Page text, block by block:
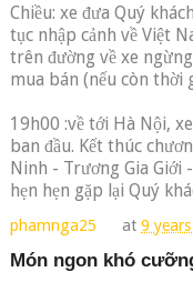
Chiều: xe đưa Quý
tục nhập cảnh về Việt
trên đường về xe
mua bán (nếu còn thời
19h00 :về tới Hà Nội,
ban đầu. Kết thúc
Ninh - Trương Gia Giới
hẹn hẹn gặp lại Quý
phamnga25 at9
Món ngon khó